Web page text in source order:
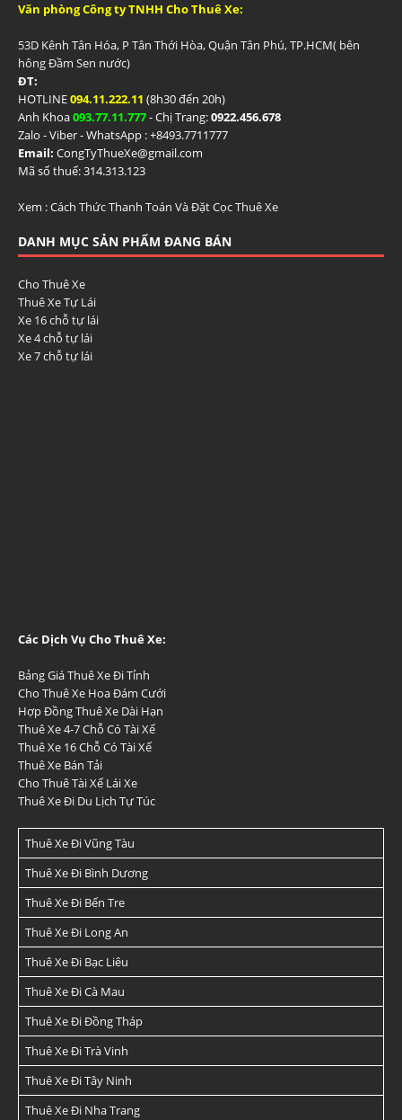
Văn phòng Công ty TNHH Cho Thuê Xe:
53D Kênh Tân Hóa, P Tân Thới Hòa, Quận Tân Phú, TP.HCM( bên
hông Đầm Sen nước)
ĐT:
HOTLINE094.11.222.11 (8h30 đến 20h)
Anh Khoa093.77.11.777- Chị Trang:0922.456.678
Zalo - Viber - WhatsApp : +8493.7711777
Email: CongTyThueXe@gmail.com
Mã số thuế: 314.313.123
Xem :Cách Thức Thanh Toán Và Đặt Cọc Thuê Xe
DANH MỤC SẢN PHẨM ĐANG BÁN
Cho Thuê Xe
Thuê Xe Tự Lái
Xe 16 chỗ tự lái
Xe 4 chỗ tự lái
Xe 7 chỗ tự lái
Các Dịch Vụ Cho Thuê Xe:
Bảng Giá Thuê Xe Đi Tỉnh
Cho Thuê Xe Hoa Đám Cưới
Hợp Đồng Thuê Xe Dài Hạn
Thuê Xe 4-7 Chỗ Có Tài Xế
Thuê Xe 16 Chỗ Có Tài Xế
Thuê Xe Bán Tải
Cho Thuê Tài Xế Lái Xe
Thuê Xe Đi Du Lịch Tự Túc
Thuê Xe Đi Vũng Tàu
Thuê Xe Đi Bình Dương
Thuê Xe Đi Bến Tre
Thuê Xe Đi Long An
Thuê Xe Đi Bạc Liêu
Thuê Xe Đi Cà Mau
Thuê Xe Đi Đồng Tháp
Thuê Xe Đi Trà Vinh
Thuê Xe Đi Tây Ninh
Thuê Xe Đi Nha Trang